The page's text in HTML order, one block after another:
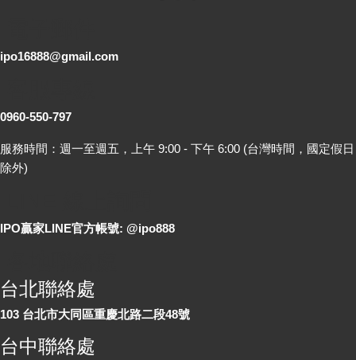
ipo16888@gmail.com
0960-550-797
服務時間：週一至週五，上午 9:00 - 下午 6:00 (台灣時間，國定假日
除外)
IPO贏家LINE官方帳號: @ipo888
台北聯絡處
103 台北市大同區重慶北路二段48號
台中聯絡處